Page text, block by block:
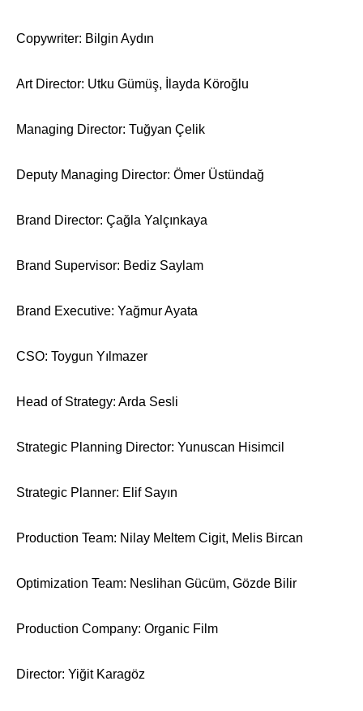
Copywriter: Bilgin Aydın
Art Director: Utku Gümüş, İlayda Köroğlu
Managing Director: Tuğyan Çelik
Deputy Managing Director: Ömer Üstündağ
Brand Director: Çağla Yalçınkaya
Brand Supervisor: Bediz Saylam
Brand Executive: Yağmur Ayata
CSO: Toygun Yılmazer
Head of Strategy: Arda Sesli
Strategic Planning Director: Yunuscan Hisimcil
Strategic Planner: Elif Sayın
Production Team: Nilay Meltem Cigit, Melis Bircan
Optimization Team: Neslihan Gücüm, Gözde Bilir
Production Company: Organic Film
Director: Yiğit Karagöz